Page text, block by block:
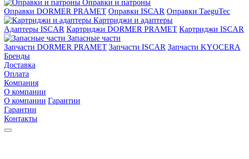
Оправки и патроны
Оправки DORMER PRAMET Оправки ISCAR Оправки TaeguTec
Картриджи и адаптеры
Адаптеры ISCAR Картриджи DORMER PRAMET Картриджи ISCAR
Запасные части
Запчасти DORMER PRAMET Запчасти ISCAR Запчасти KYOCERA
Бренды
Доставка
Оплата
Компания
О компании
О компании Гарантии
Гарантии
Контакты